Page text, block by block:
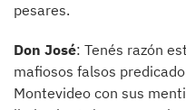
pesares.
Don José: Tenés razón
mafiosos falsos
Montevideo con sus